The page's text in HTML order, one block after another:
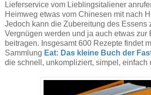
Lieferservice vom Lieblingsitaliener
Heimweg etwas vom Chinesen mit nach
Jedoch kann die Zubereitung des Essens
Vergnügen werden und ja auch etwas zur
beitragen. Insgesamt 600 Rezepte findet
Sammlung Eat: Das kleine Buch der
die schnell, unkompliziert, simpel, einfach